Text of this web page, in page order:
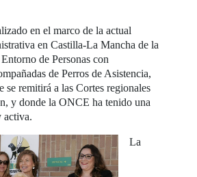
en el marco de la actual
en Castilla-La Mancha de la
de Personas con
de Perros de Asistencia,
se remitirá a las Cortes regionales
y donde la ONCE ha tenido una
activa.
La